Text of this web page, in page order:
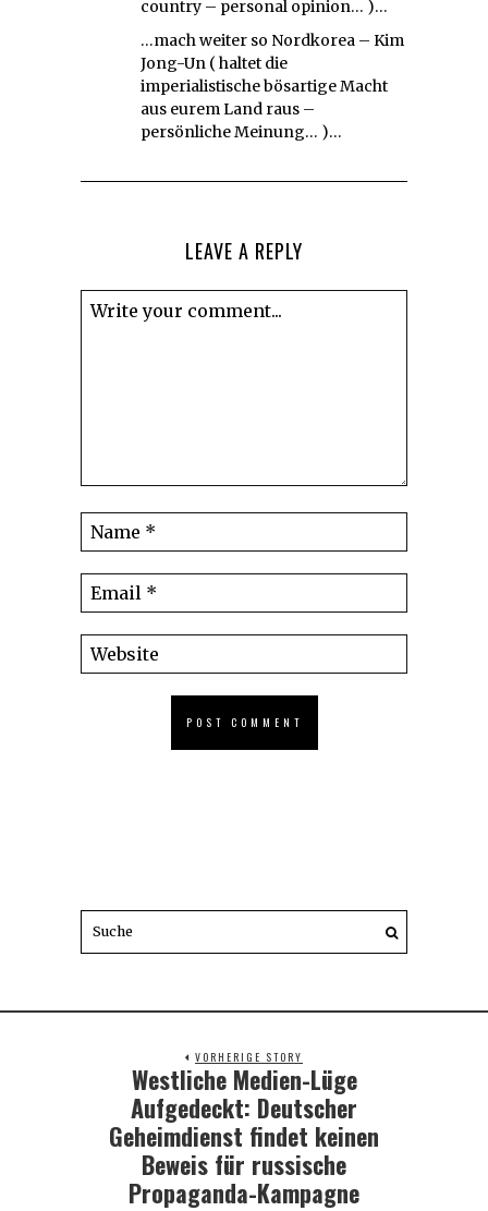
country – personal opinion… )…
…mach weiter so Nordkorea – Kim
Jong-Un ( haltet die
imperialistische bösartige Macht
aus eurem Land raus –
persönliche Meinung… )…
LEAVE A REPLY
VORHERIGE STORY
Previous
post:
Westliche Medien-Lüge
Aufgedeckt: Deutscher
Geheimdienst findet keinen
Beweis für russische
Propaganda-Kampagne